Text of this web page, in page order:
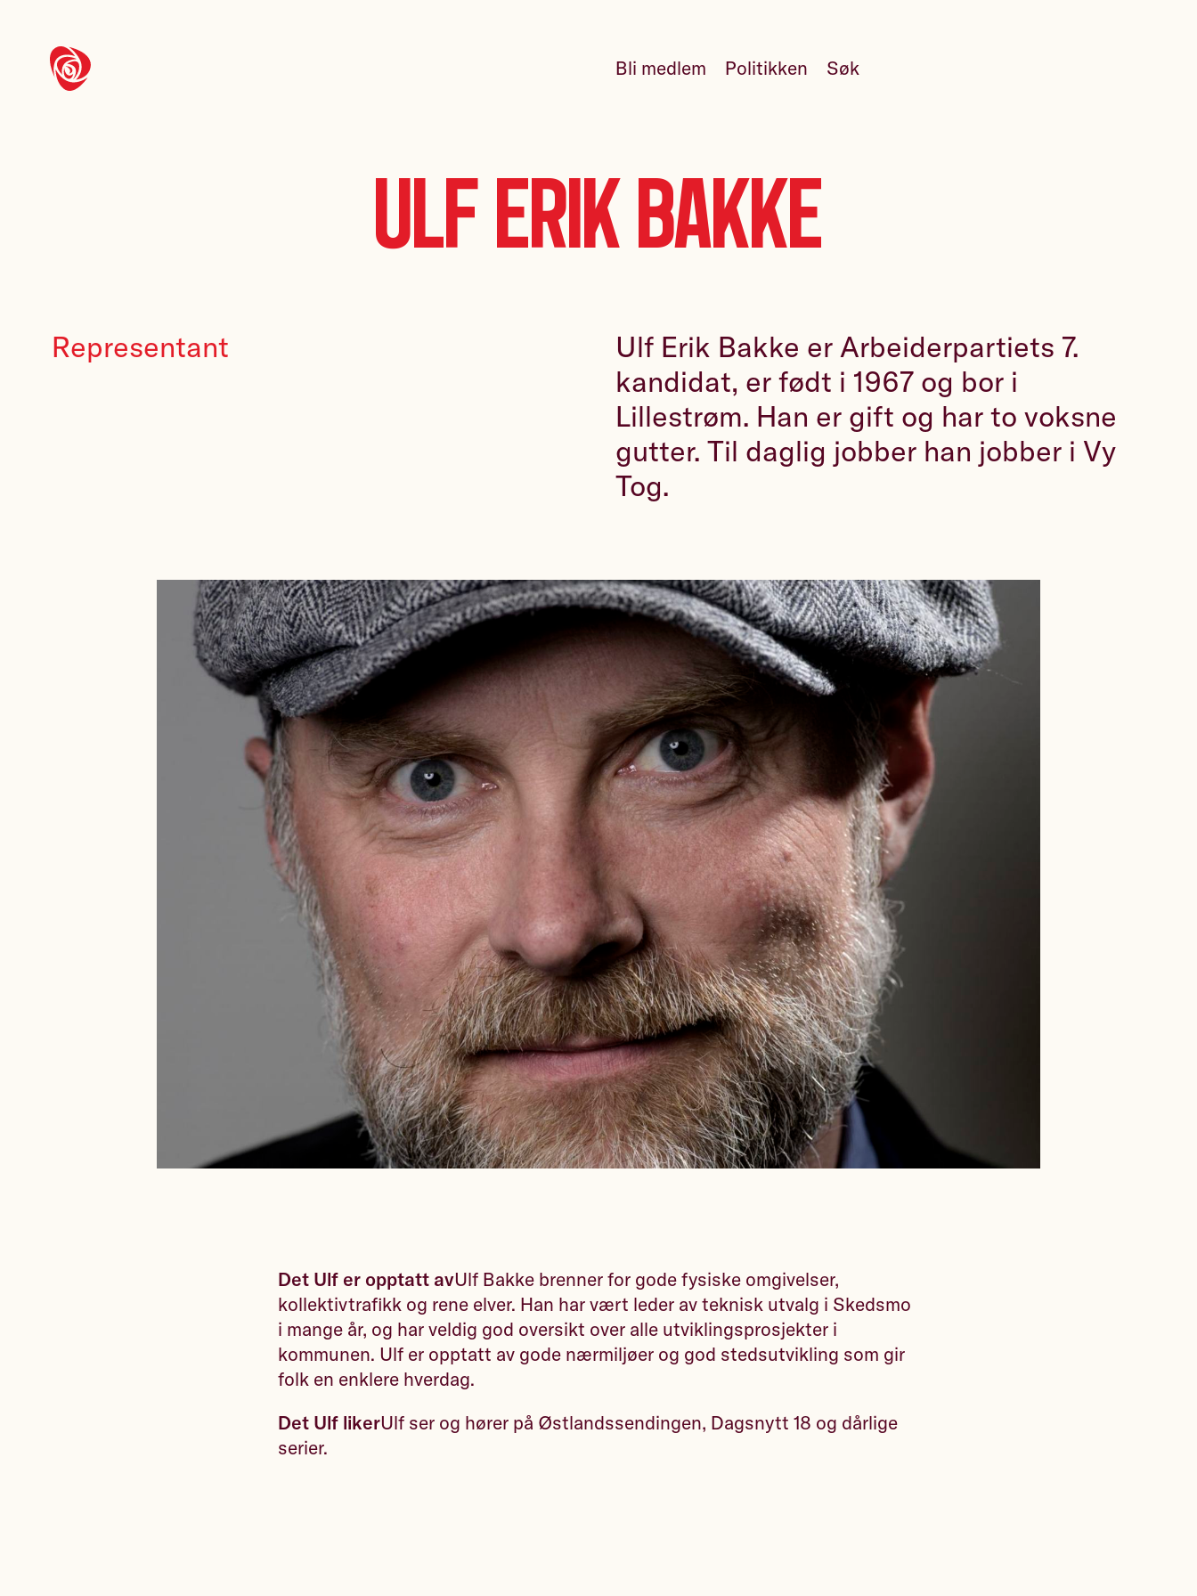
Bli medlem Politikken Søk
Ulf Erik Bakke
Representant
Ulf Erik Bakke er Arbeiderpartiets 7.
kandidat, er født i 1967 og bor i
Lillestrøm. Han er gift og har to voksne
gutter. Til daglig jobber han jobber i Vy
Tog.
Det Ulf er opptatt avUlf Bakke brenner for gode fysiske omgivelser,
kollektivtrafikk og rene elver. Han har vært leder av teknisk utvalg i Skedsmo
i mange år, og har veldig god oversikt over alle utviklingsprosjekter i
kommunen. Ulf er opptatt av gode nærmiljøer og god stedsutvikling som gir
folk en enklere hverdag.
Det Ulf likerUlf ser og hører på Østlandssendingen, Dagsnytt 18 og dårlige
serier.